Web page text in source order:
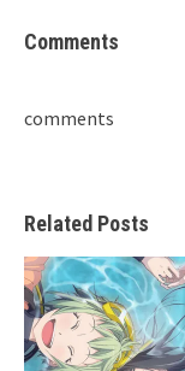
Comments
comments
Related Posts